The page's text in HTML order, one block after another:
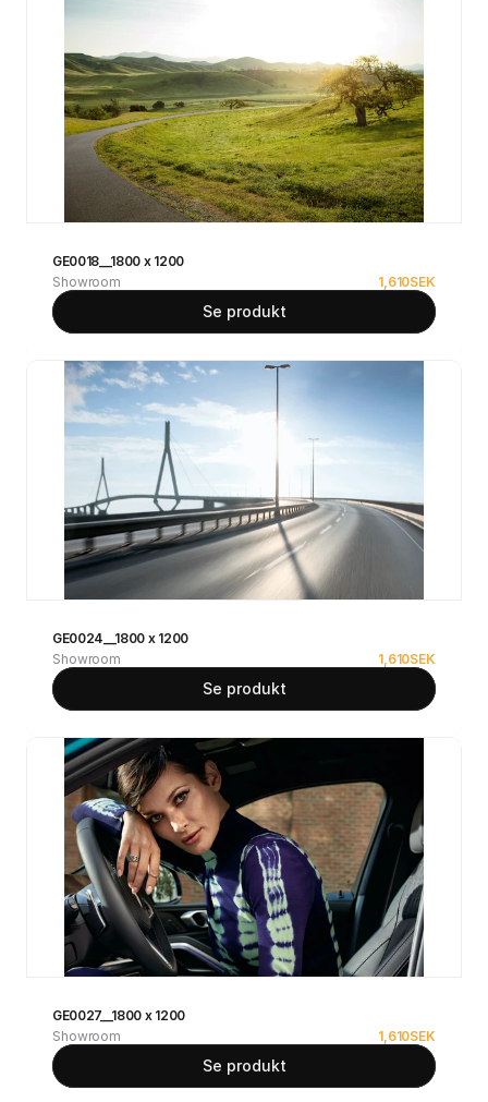
GE0018__1800 x 1200
Showroom
1,610SEK
Se produkt
GE0024__1800 x 1200
Showroom
1,610SEK
Se produkt
GE0027__1800 x 1200
Showroom
1,610SEK
Se produkt